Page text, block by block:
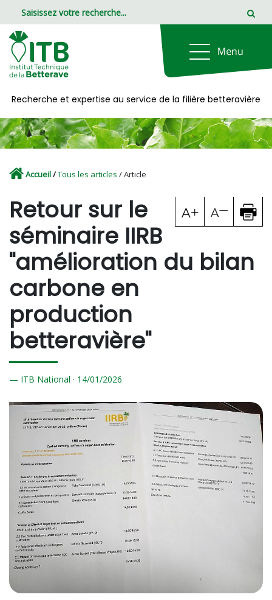
Recherche et expertise au service de la filière betteravière
Accueil/Tous les articles / Article
Retour sur le
séminaire IIRB
"amélioration du bilan
carbone en
production
betteravière"
ITB National · 14/01/2026
Panneau de gestion des cookies